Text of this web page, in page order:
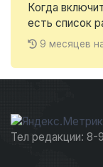
Когда
есть список
9 месяцев
Тел редакции: 8-